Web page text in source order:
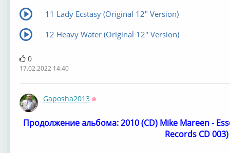
11 Lady Ecstasy (Original 12" Version)
12 Heavy Water (Original 12" Version)
0
17.02.2022 14:40
Gaposha2013
Продолжение альбома: ⁣2010 (CD) Mike Mareen -
Records CD 003)